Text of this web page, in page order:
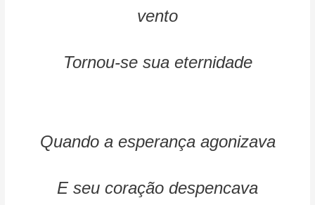
vento
Tornou-se sua eternidade
Quando a esperança agonizava
E seu coração despencava